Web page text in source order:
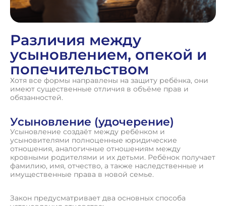
Различия между
усыновлением, опекой и
попечительством
Хотя все формы направлены на защиту ребёнка, они
имеют существенные отличия в объёме прав и
обязанностей.
Усыновление (удочерение)
Усыновление создаёт между ребёнком и
усыновителями полноценные юридические
отношения, аналогичные отношениям между
кровными родителями и их детьми. Ребёнок получает
фамилию, имя, отчество, а также наследственные и
имущественные права в новой семье.
Закон предусматривает два основных способа